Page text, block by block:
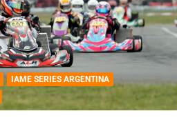
IAME SERIES ARGENTINA